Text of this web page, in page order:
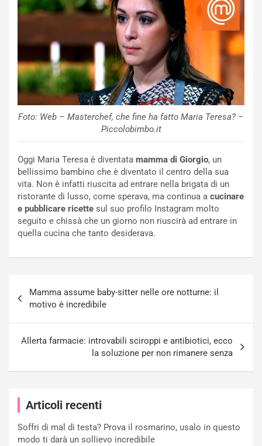
Foto: Web – Masterchef, che fine ha fatto Maria Teresa? –
Piccolobimbo.it
Oggi Maria Teresa è diventata mamma di Giorgio, un
bellissimo bambino che è diventato il centro della sua
vita. Non è infatti riuscita ad entrare nella brigata di un
ristorante di lusso, come sperava, ma continua a cucinare
e pubblicare ricette sul suo profilo Instagram molto
seguito e chissà che un giorno non riuscirà ad entrare in
quella cucina che tanto desiderava.
articoli
Mamma assume baby-sitter nelle ore notturne: il
motivo è incredibile
Allerta farmacie: introvabili sciroppi e antibiotici, ecco
la soluzione per non rimanere senza
Articoli recenti
Soffri di mal di testa? Prova il rosmarino, usalo in questo
modo ti darà un sollievo incredibile